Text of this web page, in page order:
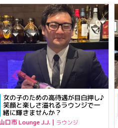
女の子のための高待遇が目白押し♪
笑顔と楽しさ溢れるラウンジで一
緒に輝きませんか？
口市 Lounge J.J.｜ ラウンジ